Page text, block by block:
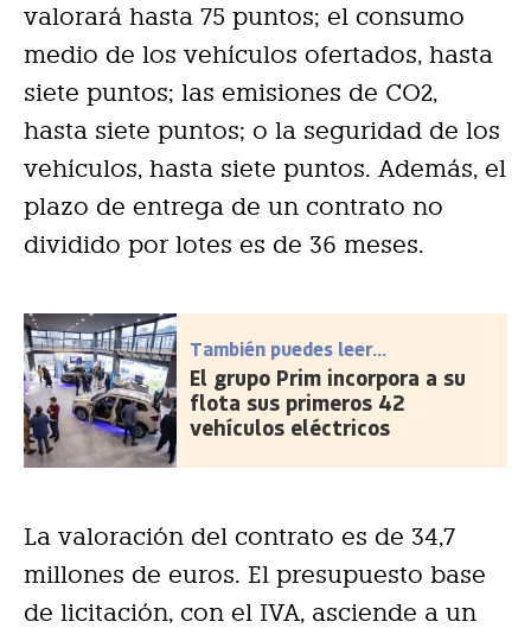
valorará hasta 75 puntos; el consumo
medio de los vehículos ofertados, hasta
siete puntos; las emisiones de CO2,
hasta siete puntos; o la seguridad de los
vehículos, hasta siete puntos. Además, el
plazo de entrega de un contrato no
dividido por lotes es de 36 meses.
También puedes leer...
El grupo Prim incorpora a su
flota sus primeros 42
vehículos eléctricos
La valoración del contrato es de 34,7
millones de euros. El presupuesto base
de licitación, con el IVA, asciende a un